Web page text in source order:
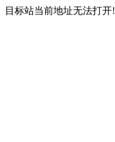
目标站当前地址无法打开!